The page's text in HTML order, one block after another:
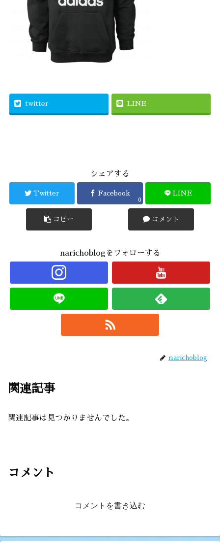
twitter LINE
シェアする
Twitter Facebook
0
LINE
コピー コメント
narichoblogをフォローする
narichoblog
関連記事
関連記事は見つかりませんでした。
コメント
コメントを書き込む